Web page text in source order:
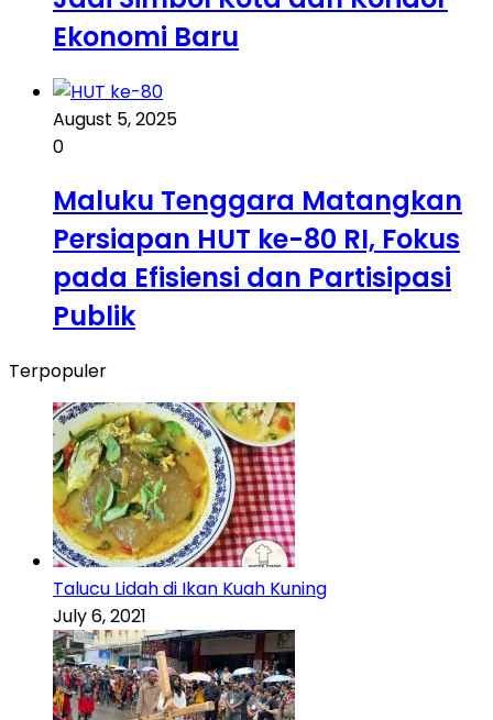
Ekonomi Baru
August 5, 2025
0
Maluku Tenggara Matangkan
Persiapan HUT ke-80 RI, Fokus
pada Efisiensi dan Partisipasi
Publik
Terpopuler
Talucu Lidah di Ikan Kuah Kuning
July 6, 2021